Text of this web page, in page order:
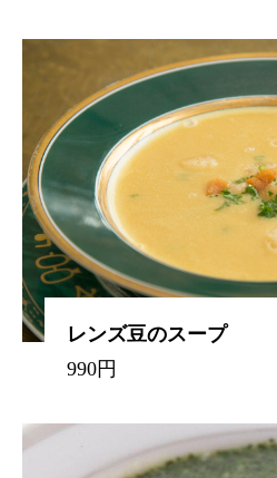
レンズ豆のスープ
990円